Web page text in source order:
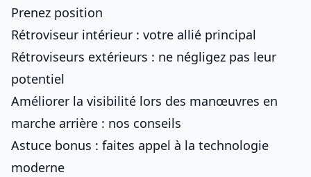
Prenez position
Rétroviseur intérieur : votre allié principal
Rétroviseurs extérieurs : ne négligez pas leur
potentiel
Améliorer la visibilité lors des manœuvres en
marche arrière : nos conseils
Astuce bonus : faites appel à la technologie
moderne